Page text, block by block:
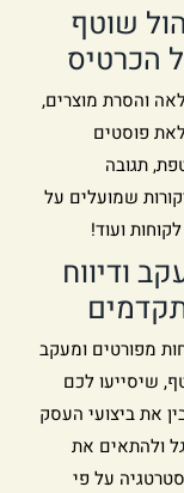
שוטף
הכרטיס
והסרת מוצרים,
פוסטים
תגובה
שמועלים על
ועוד!
ודיווח
מפורטים ומעקב
שיסייעו לכם
את ביצועי העסק
ולהתאים את
על פי